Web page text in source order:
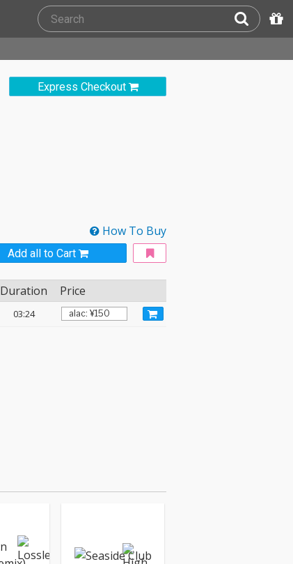
Express Checkout
How To Buy
Add all to Cart
Duration Price
03:24